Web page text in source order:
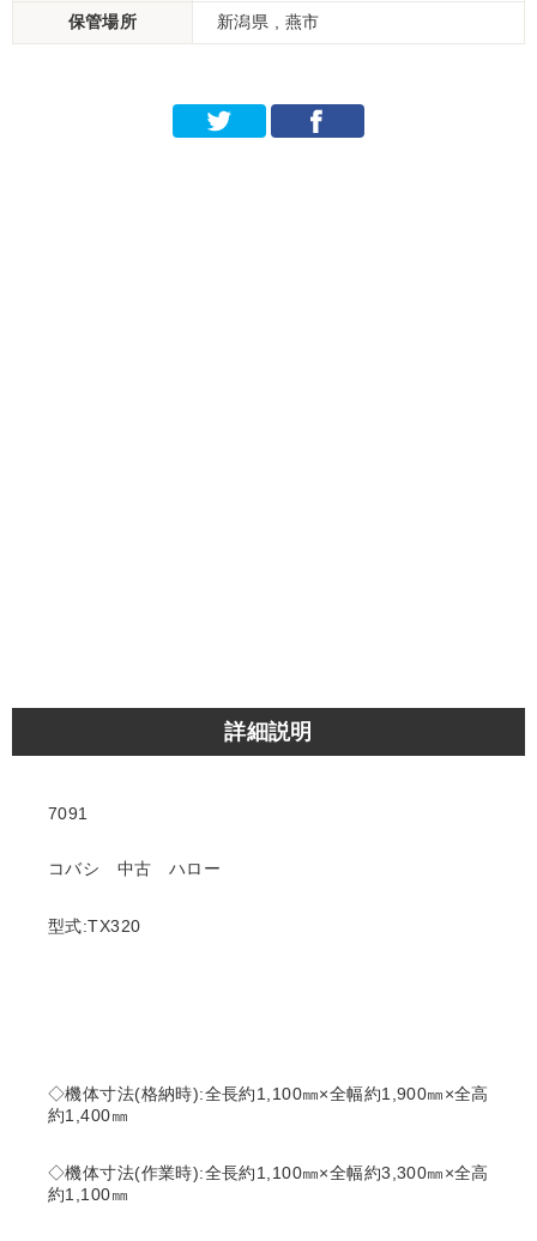
保管場所 新潟県 , 燕市
詳細説明
7091
コバシ 中古 ハロー
型式:TX320
◇機体寸法(格納時):全長約1,100㎜×全幅約1,900㎜×全高
約1,400㎜
◇機体寸法(作業時):全長約1,100㎜×全幅約3,300㎜×全高
約1,100㎜